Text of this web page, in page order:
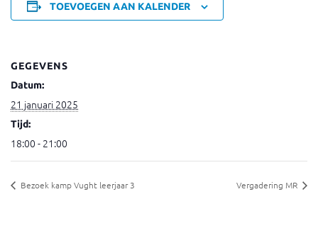
TOEVOEGEN AAN KALENDER
GEGEVENS
Datum:
21 januari 2025
Tijd:
18:00 - 21:00
Bezoek kamp Vught leerjaar 3 Vergadering MR